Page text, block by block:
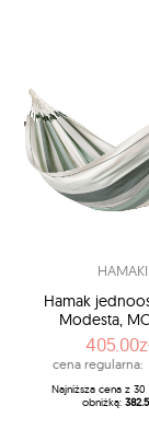
HAMAKI
Hamak
Modesta,
cena regularna:
Najniższa cena z
obniżką: